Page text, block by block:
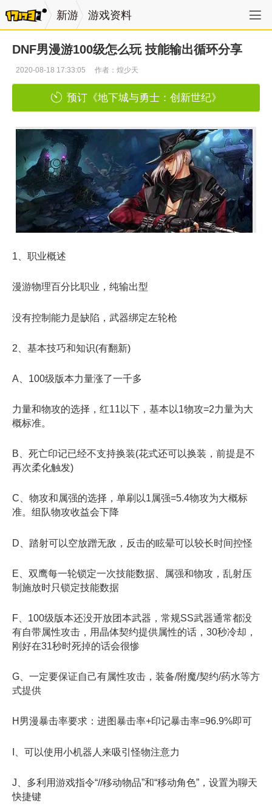
新游 游戏资料
DNF男漫游100级怎么玩 技能输出循环分享
2020-08-18 17:33:05 作者：煌少天
预订《地下城与勇士：创新世纪》
1、职业概述
漫游物理百分比职业，纯输出型
没有控制能力是缺陷，武器绑定左轮枪
2、基本技巧和知识(有翻新)
A、100级版本力量涨了一千多
力量和物攻的选择，红11以下，基本以1物攻=2力量为大
概标准。
B、死亡印记已经不支持换装(花式还可以换装，前提是不
再次柔化触发)
C、物攻和属强的选择，单刷以1属强=5.4物攻为大概标
准。组队物攻收益会下降
D、踏射可以空放蹭无敌，反击的眩晕可以较长时间控怪
E、双鹰每一轮锁定一次技能数据、属强和物攻，乱射压
制施放时只锁定技能数据
F、100级版本还没开放团本武器，常规SS武器通常都没
有自带属性攻击，用晶体契约提供属性的话，30秒冷却，
刚好在31秒时死掉的话会很惨
G、一定要保证自己有属性攻击，装备/附魔/契约/药水等方
式提供
H男漫暴击率要求：进图暴击率+印记暴击率=96.9%即可
I、可以使用小机器人来吸引怪物注意力
J、多利用游戏指令“//移动物品”和“移动角色”，设置为聊天
快捷键